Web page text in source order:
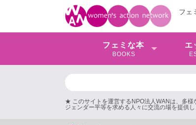
フェ
フェミな本
BOOKS
エ
★ このサイトを運営するNPO法人WANは、多様
ジェンダー平等を求める人々に交流の場を提供し